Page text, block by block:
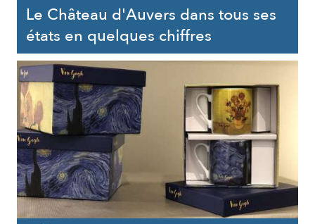
Le Château d'Auvers dans tous ses
états en quelques chiffres